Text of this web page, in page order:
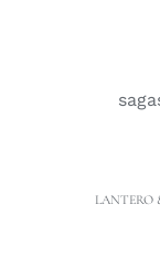
LANTERO